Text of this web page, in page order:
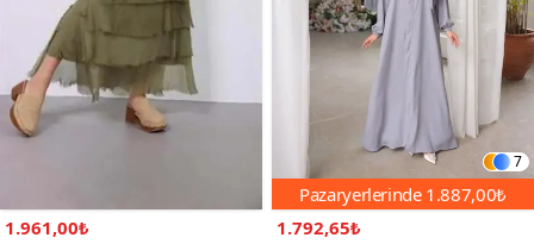
1.961,00₺
7
Pazaryerlerinde 1.887,00₺
1.792,65₺